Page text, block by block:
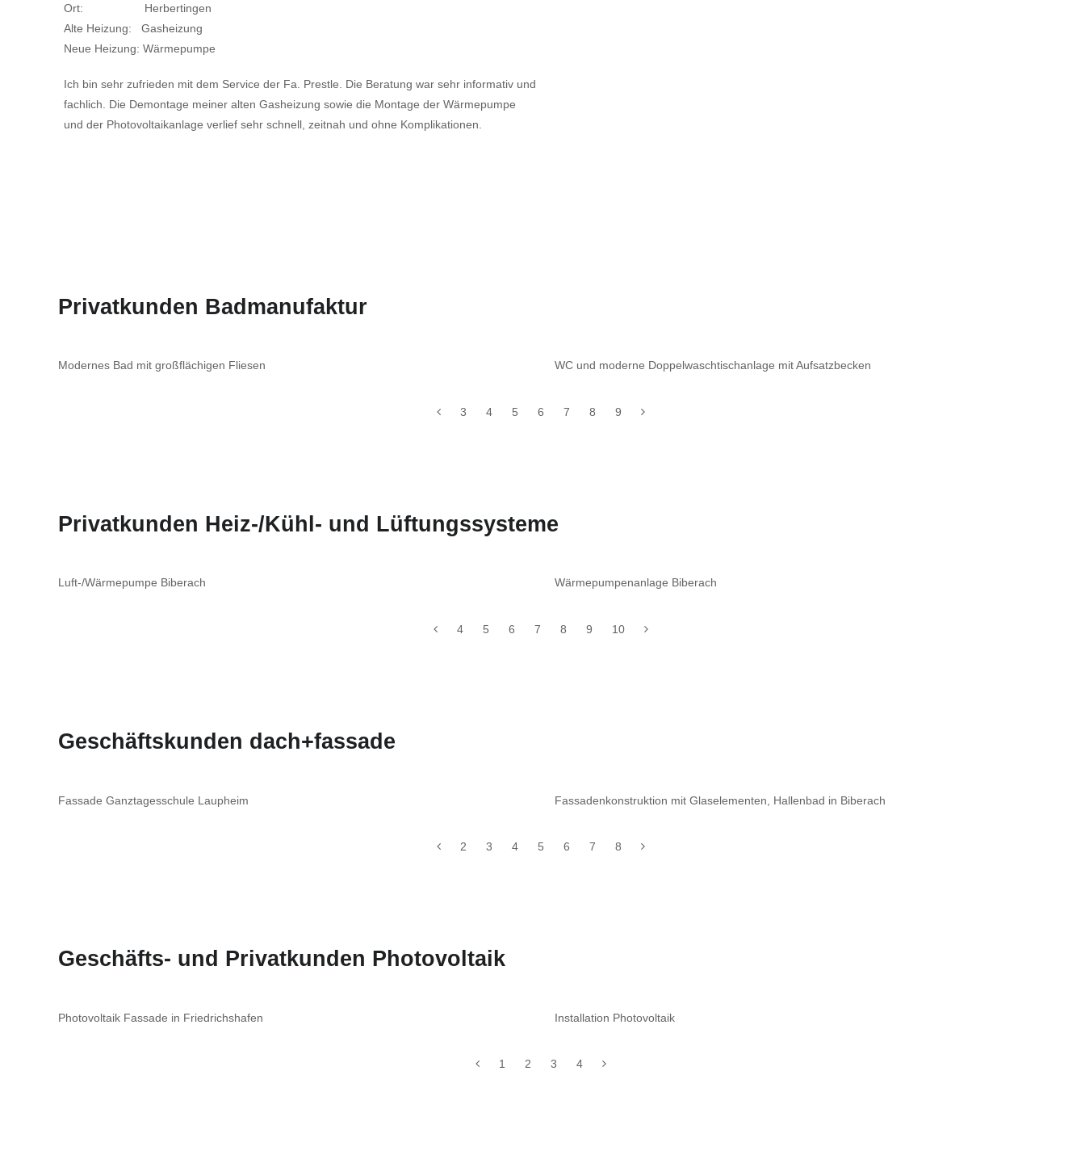
Ort: Herbertingen
Alte Heizung: Gasheizung
Neue Heizung: Wärmepumpe
Ich bin sehr zufrieden mit dem Service der Fa. Prestle. Die Beratung war sehr informativ und
fachlich. Die Demontage meiner alten Gasheizung sowie die Montage der Wärmepumpe
und der Photovoltaikanlage verlief sehr schnell, zeitnah und ohne Komplikationen.
Privatkunden Badmanufaktur
Modernes Bad mit großflächigen Fliesen WC und moderne Doppelwaschtischanlage mit Aufsatzbecken
3 4 5 6 7 8 9
Privatkunden Heiz-/Kühl- und Lüftungssysteme
Luft-/Wärmepumpe Biberach Wärmepumpenanlage Biberach
4 5 6 7 8 9 10
Geschäftskunden dach+fassade
Fassade Ganztagesschule Laupheim Fassadenkonstruktion mit Glaselementen, Hallenbad in Biberach
2 3 4 5 6 7 8
Geschäfts- und Privatkunden Photovoltaik
Photovoltaik Fassade in Friedrichshafen Installation Photovoltaik
1 2 3 4